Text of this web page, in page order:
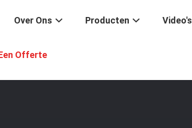
Over Ons Producten Video's
Offerte
Machine Van De Koperfolie